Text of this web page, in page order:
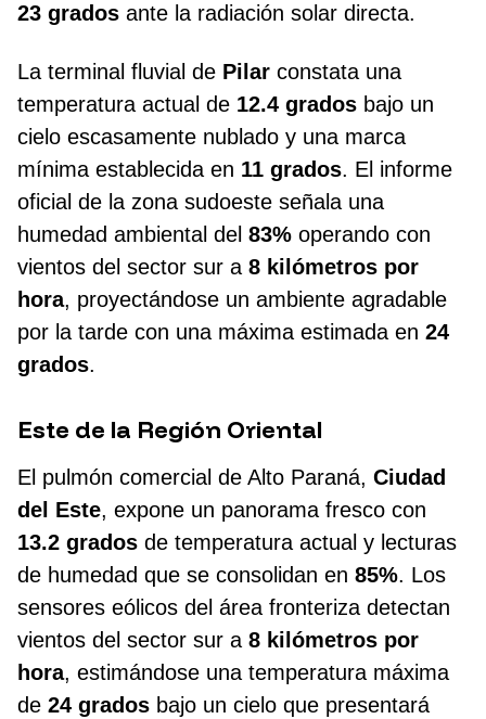
23 grados ante la radiación solar directa.
La terminal fluvial de Pilar constata una
temperatura actual de 12.4 grados bajo un
cielo escasamente nublado y una marca
mínima establecida en 11 grados. El informe
oficial de la zona sudoeste señala una
humedad ambiental del 83% operando con
vientos del sector sur a 8 kilómetros por
hora, proyectándose un ambiente agradable
por la tarde con una máxima estimada en 24
grados.
Este de la Región Oriental
El pulmón comercial de Alto Paraná, Ciudad
del Este, expone un panorama fresco con
13.2 grados de temperatura actual y lecturas
de humedad que se consolidan en 85%. Los
sensores eólicos del área fronteriza detectan
vientos del sector sur a 8 kilómetros por
hora, estimándose una temperatura máxima
de 24 grados bajo un cielo que presentará